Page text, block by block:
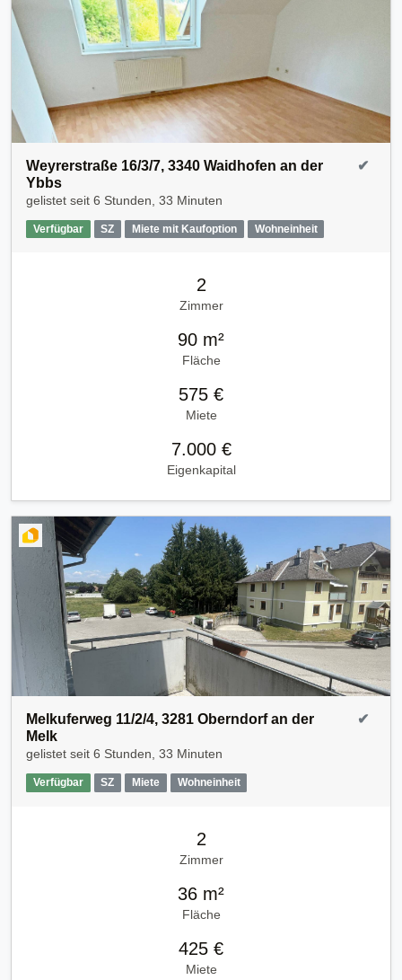
Weyrerstraße 16/3/7, 3340 Waidhofen an der
Ybbs
gelistet seit 6 Stunden, 33 Minuten
Verfügbar SZ Miete mit Kaufoption Wohneinheit
✔
2
Zimmer
90 m²
Fläche
575 €
Miete
7.000 €
Eigenkapital
Melkuferweg 11/2/4, 3281 Oberndorf an der
Melk
gelistet seit 6 Stunden, 33 Minuten
Verfügbar SZ Miete Wohneinheit
✔
2
Zimmer
36 m²
Fläche
425 €
Miete